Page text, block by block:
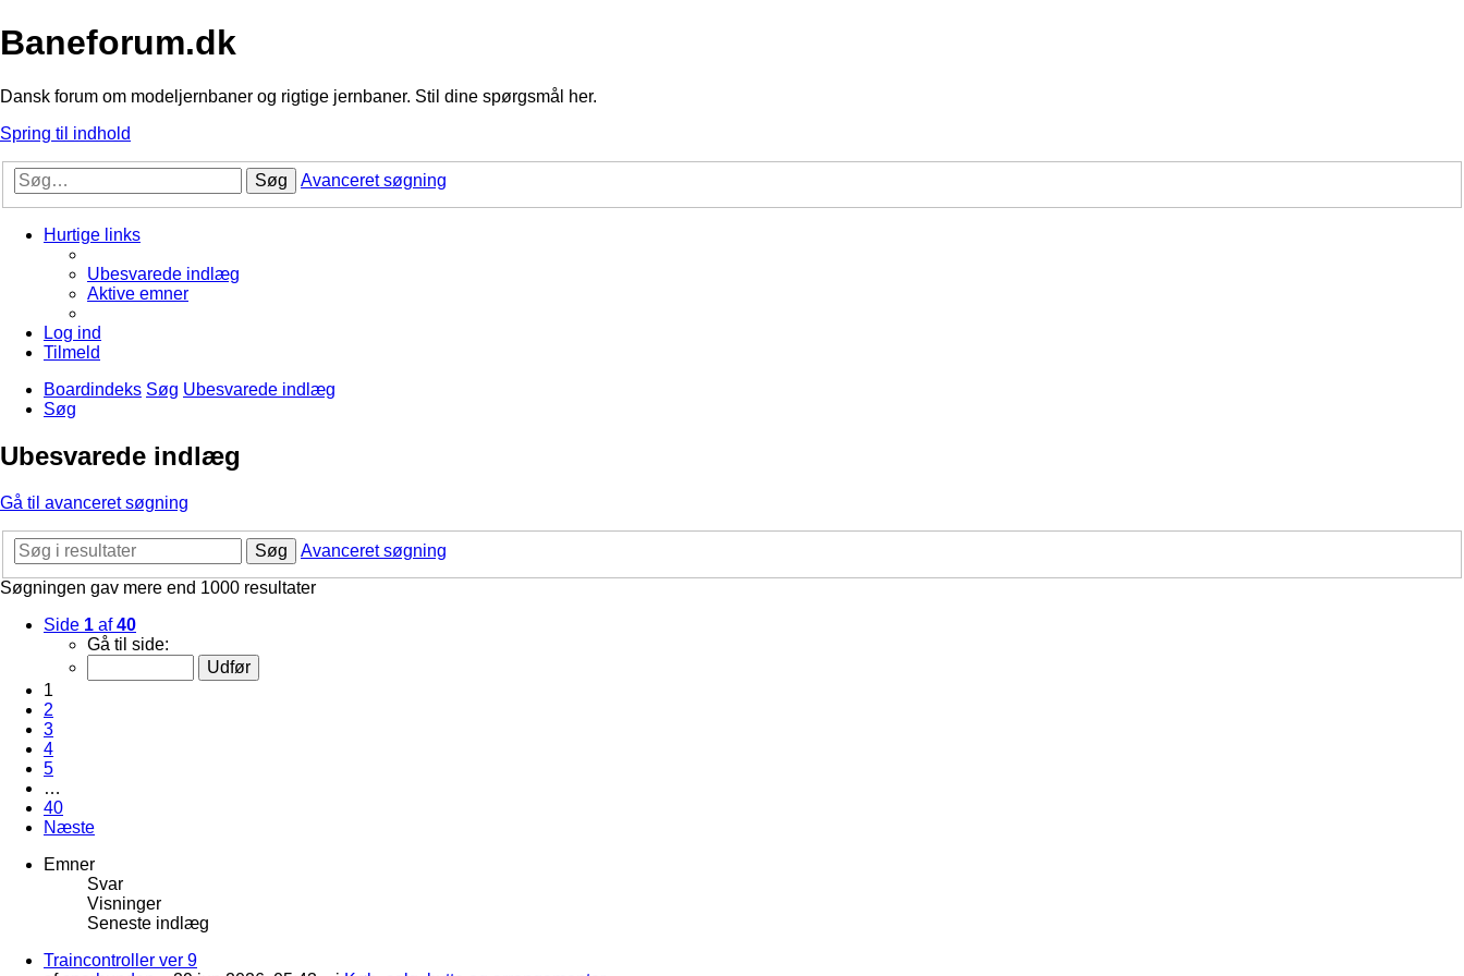
Baneforum.dk
Dansk forum om modeljernbaner og rigtige jernbaner. Stil dine spørgsmål her.
Spring til indhold
Søg Avanceret søgning
Hurtige links
Ubesvarede indlæg
Aktive emner
Log ind
Tilmeld
Boardindeks Søg Ubesvarede indlæg
Søg
Ubesvarede indlæg
Gå til avanceret søgning
Søg
Avanceret søgning
Søgningen gav mere end 1000 resultater
Side 1 af40
Gå til side:
1
2
3
4
5
…
40
Næste
Emner
Svar
Visninger
Seneste indlæg
Traincontroller ver 9